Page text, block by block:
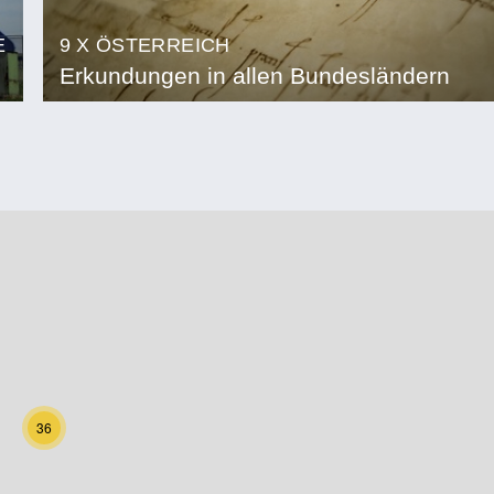
9 X ÖSTERREICH
Erkundungen in allen Bundesländern
36